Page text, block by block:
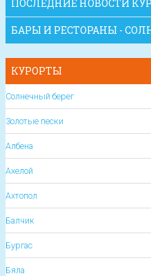
ПОСЛЕДНИЕ НОВОСТИ
БАРЫ И РЕСТОРАНЫ -
КУРОРТЫ
Солнечный берег
Золотые пески
Албена
Ахелой
Ахтопол
Балчик
Бургас
Бяла